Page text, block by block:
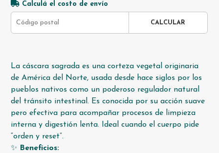
Calculá el costo de envío
CALCULAR
La cáscara sagrada es una corteza vegetal originaria
de América del Norte, usada desde hace siglos por los
pueblos nativos como un poderoso regulador natural
del tránsito intestinal. Es conocida por su acción suave
pero efectiva para acompañar procesos de limpieza
interna y digestión lenta. Ideal cuando el cuerpo pide
“orden y reset”.
✨
Beneficios: